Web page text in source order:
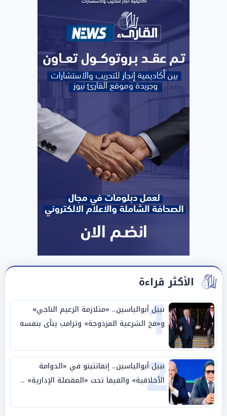
الأكثر قراءة
1
نبيل أبوالياسين.. «متلازمة الزعيم الناجي»
و«فخ الشرعية المزدوجة» وترامب ينأى بنفسه
وحليفه في «ميتم استراتيجي»
2
نبيل أبوالياسين.. إنفانتينو في «الدوامة
الأخلاقية» والفيفا تحت «المقصلة الإدارية» ..
«عبادة العرش وجنازة المصداقية»